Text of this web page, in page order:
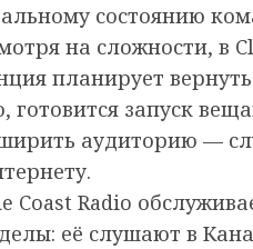
состоянию
на сложности, в
планирует
готовится запуск
аудиторию —
Coast Radio
её слушают в